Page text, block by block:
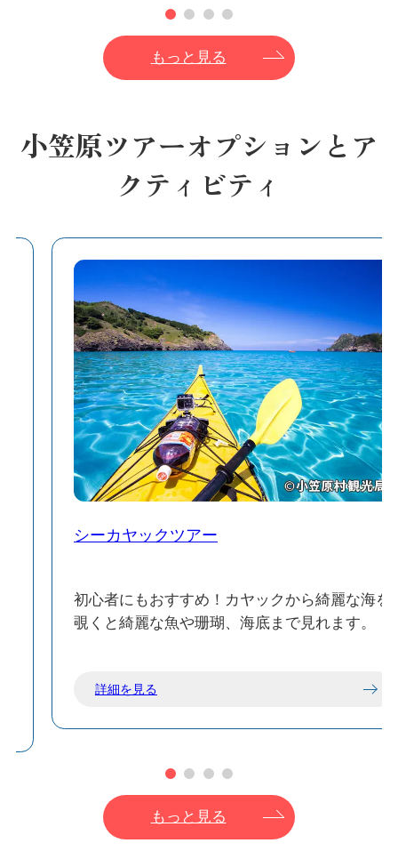
もっと見る
小笠原ツアーオプションとア
クティビティ
シーカヤックツアー
初心者にもおすすめ！カヤックから綺麗な海を
覗くと綺麗な魚や珊瑚、海底まで見れます。
詳細を見る
もっと見る